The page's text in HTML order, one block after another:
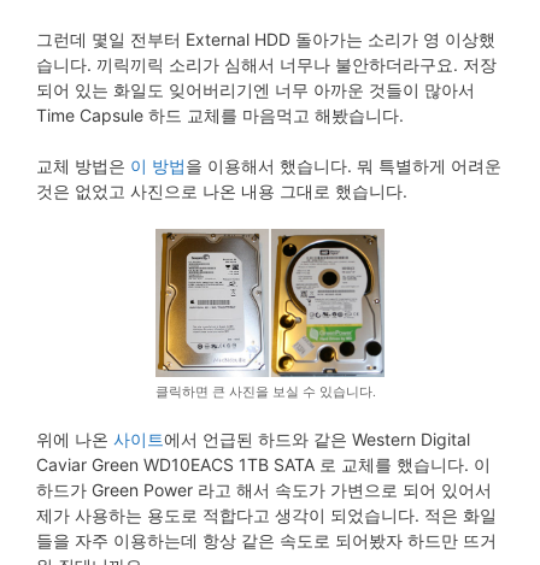
그런데 몇일 전부터 External HDD 돌아가는 소리가 영 이상했
습니다. 끼릭끼릭 소리가 심해서 너무나 불안하더라구요. 저장
되어 있는 화일도 잊어버리기엔 너무 아까운 것들이 많아서
Time Capsule 하드 교체를 마음먹고 해봤습니다.
교체 방법은 이 방법을 이용해서 했습니다. 뭐 특별하게 어려운
것은 없었고 사진으로 나온 내용 그대로 했습니다.
클릭하면 큰 사진을 보실 수 있습니다.
위에 나온 사이트에서 언급된 하드와 같은 Western Digital
Caviar Green WD10EACS 1TB SATA 로 교체를 했습니다. 이
하드가 Green Power 라고 해서 속도가 가변으로 되어 있어서
제가 사용하는 용도로 적합다고 생각이 되었습니다. 적은 화일
들을 자주 이용하는데 항상 같은 속도로 되어봤자 하드만 뜨거